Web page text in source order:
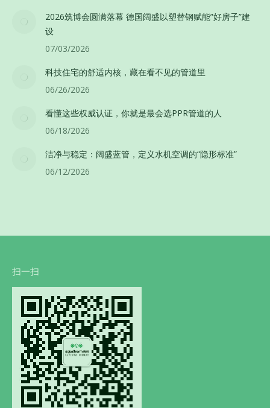
2026筑博会圆满落幕 德国阔盛以塑替钢赋能”好房子”建
设
07/03/2026
科技住宅的舒适内核，藏在看不见的管道里
06/26/2026
看懂这些权威认证，你就是最会选PPR管道的人
06/18/2026
洁净与稳定：阔盛蓝管，定义水机空调的“隐形标准”
06/12/2026
扫一扫